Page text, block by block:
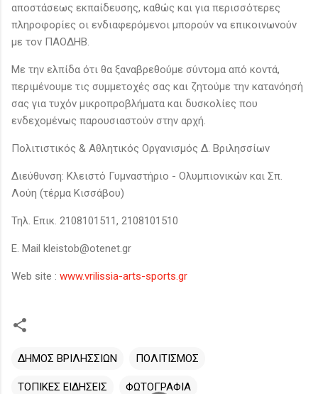
αποστάσεως εκπαίδευσης, καθώς και για περισσότερες
πληροφορίες οι ενδιαφερόμενοι μπορούν να επικοινωνούν
με τον ΠΑΟΔΗΒ.
Με την ελπίδα ότι θα ξαναβρεθούμε σύντομα από κοντά,
περιμένουμε τις συμμετοχές σας και ζητούμε την κατανόησή
σας για τυχόν μικροπροβλήματα και δυσκολίες που
ενδεχομένως παρουσιαστούν στην αρχή.
Πολιτιστικός & Αθλητικός Οργανισμός Δ. Βριλησσίων
Διεύθυνση: Κλειστό Γυμναστήριο - Ολυμπιονικών και Σπ.
Λούη (τέρμα Κισσάβου)
Τηλ. Επικ. 2108101511, 2108101510
E. Mail kleistob@otenet.gr
Web site : www.vrilissia-arts-sports.gr
ΔΗΜΟΣ ΒΡΙΛΗΣΣΙΩΝ ΠΟΛΙΤΙΣΜΟΣ
ΤΟΠΙΚΕΣ ΕΙΔΗΣΕΙΣ ΦΩΤΟΓΡΑΦΙΑ